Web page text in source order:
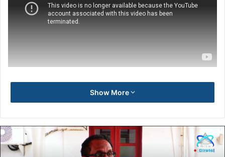
Show More